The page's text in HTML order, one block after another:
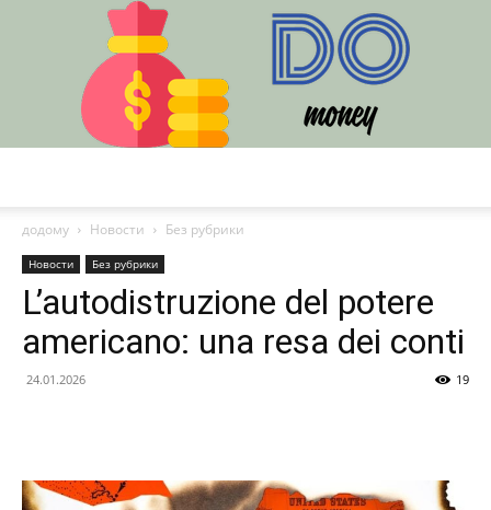
додому
Новости Без рубрики
Новости Без рубрики
L’autodistruzione del potere
americano: una resa dei conti
24.01.2026 19